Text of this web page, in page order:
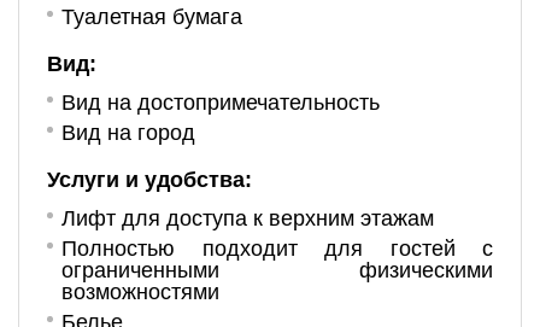
Туалетная бумага
Вид:
Вид на достопримечательность
Вид на город
Услуги и удобства: ​
Лифт для доступа к верхним этажам
Полностью подходит для гостей с
ограниченными физическими
возможностями
Белье